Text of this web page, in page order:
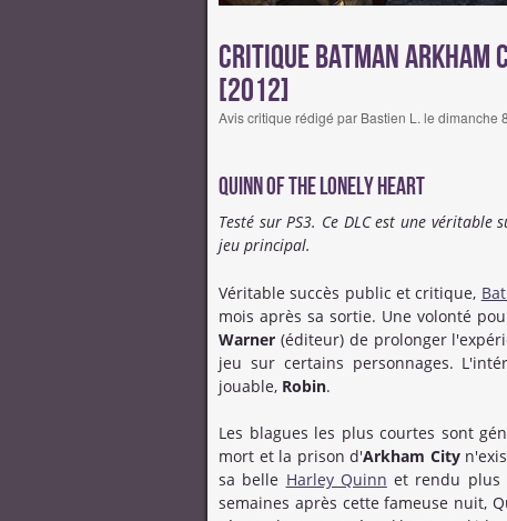
Critique Batman Arkham
[2012]
Avis critique rédigé par Bastien L. le dimanche
Quinn of the Lonely Heart
Testé sur PS3. Ce DLC est une véritable
jeu principal.
Véritable succès public et critique,
mois après sa sortie. Une volonté
Warner (éditeur) de prolonger
jeu sur certains personnages.
jouable, Robin.
Les blagues les plus courtes sont
mort et la prison d'Arkham City
sa belle Harley Quinn et rendu plus
semaines après cette fameuse nuit,